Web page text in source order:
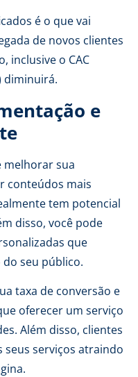
é o que vai
de novos clientes
inclusive o CAC
diminuirá.
e
melhorar sua
conteúdos mais
tem potencial
disso, você pode
que
seu público.
taxa de conversão e
oferecer um serviço
Além disso, clientes
serviços atraindo